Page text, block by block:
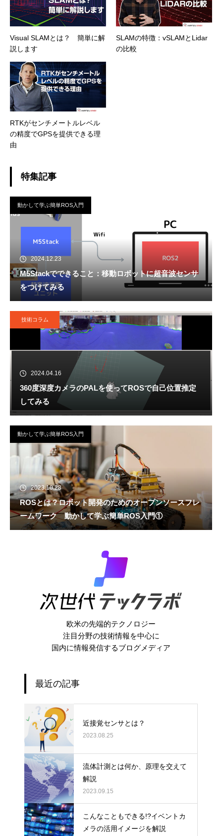
Visual SLAMとは？ 簡単に解
説します
SLAMの特徴：vSLAMとLidar
の比較
RTKがセンチメートルレベル
の精度でGPSを提供できる理
由
特集記事
動かして学ぶ簡単ROS入門
2024.12.23
M5Stackでできること：移動ロボットに超音波センサ
をつけてみる
技術コラム
2024.04.16
360度深度カメラのPALを使ってROSで自己位置推定
してみる
動かして学ぶ簡単ROS入門
2023.10.28
ROSとは？ロボット開発のためのオープンソースフレ
ームワーク 動かして学ぶ簡単ROS入門①
欧米の先端的テクノロジー
注目分野の技術情報を中心に
国内に情報発信するブログメディア
最近の記事
近接覚センサとは？
2023.08.25
流体計測とは何か、原理を交えて
解説
2023.09.15
こんなこともできる!?イベントカ
メラの活用イメージを解説